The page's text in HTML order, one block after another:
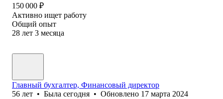
150 000 ₽
Активно ищет работу
Общий опыт
28 лет 3 месяца
Главный бухгалтер, Финансовый директор
56 лет • Была сегодня • Обновлено 17 марта 2024